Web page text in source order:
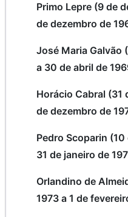
Primo Lepre (9 de
de dezembro de
José Maria Galvão
a 30 de abril de
Horácio Cabral (31
de dezembro de
Pedro Scoparin
31 de janeiro de
Orlandino de
1973 a 1 de